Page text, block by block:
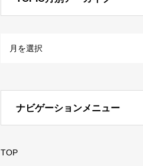
ナビゲーションメニュー
TOP